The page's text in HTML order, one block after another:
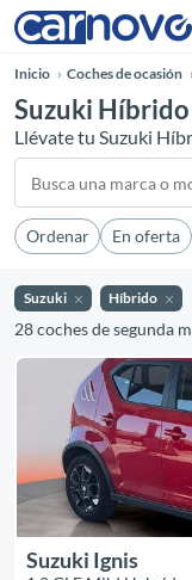
Inicio Coches de ocasión
Suzuki
Llévate tu Suzuki
Ordenar En oferta
Suzuki Híbrido
28 coches de segunda
Suzuki Ignis